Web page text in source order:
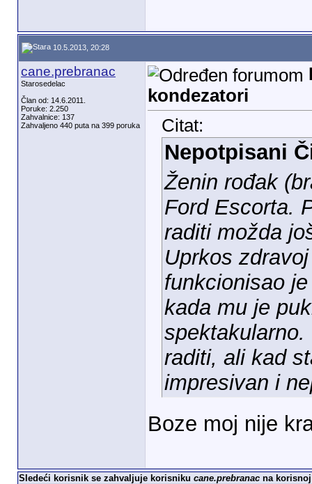
10.5.2013, 20:28
cane.prebranac
Starosedelac
Član od: 14.6.2011.
Poruke: 2.250
Zahvalnice: 137
Zahvaljeno 440 puta na 399 poruka
kondezatori
Citat:
Nepotpisani
Ženin rođak
Ford Escorta.
raditi možda
Uprkos
funkcionisao
kada mu je
raditi, ali kad
impresivan i
Boze moj nije
Sledeći korisnik se zahvaljuje korisniku cane.prebranacna